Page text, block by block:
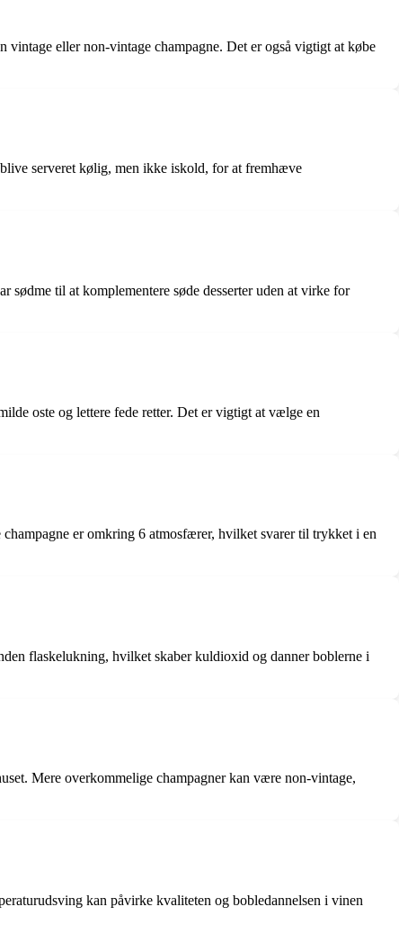
eller non-vintage champagne. Det er også vigtigt at købe
serveret kølig, men ikke iskold, for at fremhæve
sødme til at komplementere søde desserter uden at virke for
oste og lettere fede retter. Det er vigtigt at vælge en
er omkring 6 atmosfærer, hvilket svarer til trykket i en
flaskelukning, hvilket skaber kuldioxid og danner boblerne i
Mere overkommelige champagner kan være non-vintage,
kan påvirke kvaliteten og bobledannelsen i vinen